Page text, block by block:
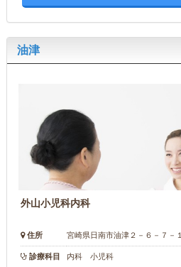
油津
外山小児科内科
住所 宮崎県日南市油津２－６－７－１
診療科目 内科 小児科